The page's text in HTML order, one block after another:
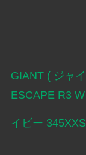
GIANT ( ジャ
ESCAPE R3
イビー